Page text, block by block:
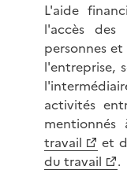
L'aide
l'accès des
personnes
l'entreprise,
activités
mentionnés
travail
et
du travail
.